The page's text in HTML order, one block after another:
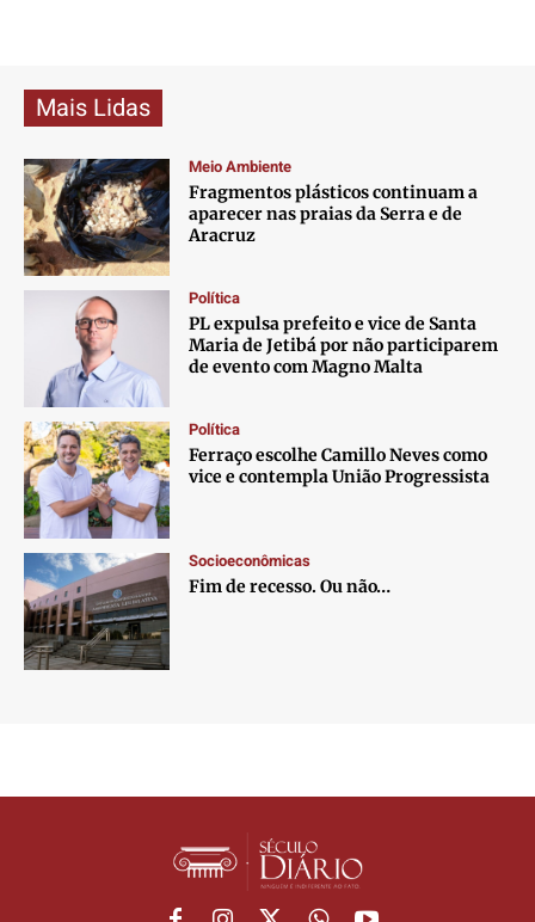
Mais Lidas
Meio Ambiente
Fragmentos plásticos continuam a
aparecer nas praias da Serra e de
Aracruz
Política
PL expulsa prefeito e vice de Santa
Maria de Jetibá por não participarem
de evento com Magno Malta
Política
Ferraço escolhe Camillo Neves como
vice e contempla União Progressista
Socioeconômicas
Fim de recesso. Ou não…